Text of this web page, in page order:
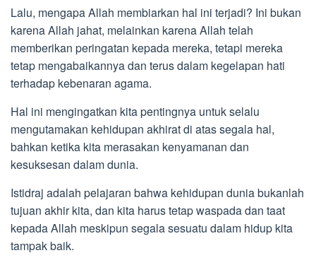
Lalu, mengapa Allah membiarkan hal ini terjadi? Ini bukan
karena Allah jahat, melainkan karena Allah telah
memberikan peringatan kepada mereka, tetapi mereka
tetap mengabaikannya dan terus dalam kegelapan hati
terhadap kebenaran agama.
Hal ini mengingatkan kita pentingnya untuk selalu
mengutamakan kehidupan akhirat di atas segala hal,
bahkan ketika kita merasakan kenyamanan dan
kesuksesan dalam dunia.
Istidraj adalah pelajaran bahwa kehidupan dunia bukanlah
tujuan akhir kita, dan kita harus tetap waspada dan taat
kepada Allah meskipun segala sesuatu dalam hidup kita
tampak baik.